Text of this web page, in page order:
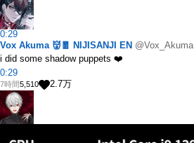
0:29
Vox Akuma 👹🧧 NIJISANJI EN @Vox_Akuma
i did some shadow puppets ❤️
0:29
7時間5,510 2.7万